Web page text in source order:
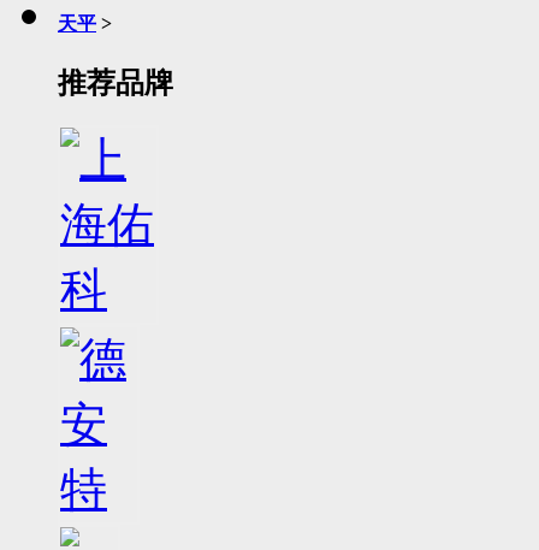
天平 >
推荐品牌